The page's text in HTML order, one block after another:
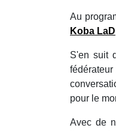
Au
Koba LaD
S'en suit
pour le
Avec de